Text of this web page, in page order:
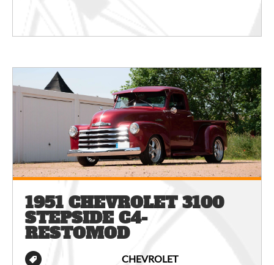
1951 CHEVROLET 3100
STEPSIDE C4-
RESTOMOD
CHEVROLET